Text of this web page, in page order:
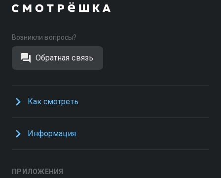
Возникли вопросы?
Обратная связь
Как смотреть
Информация
ПРИЛОЖЕНИЯ